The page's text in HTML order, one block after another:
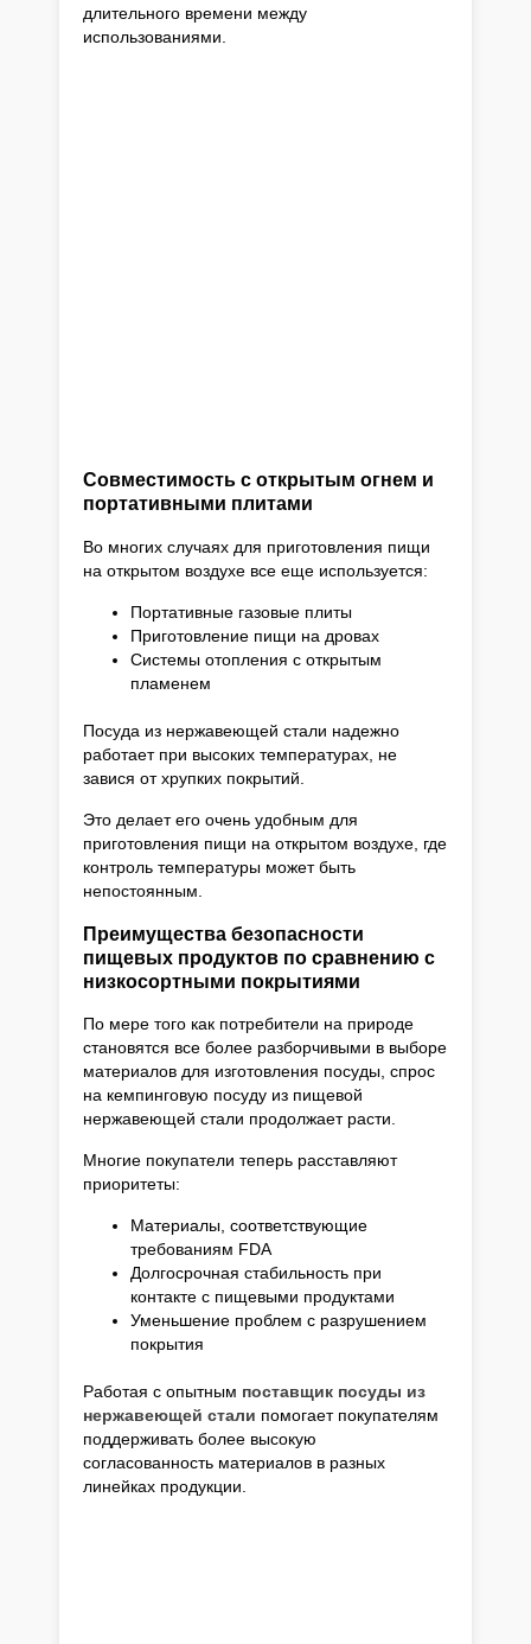
длительного времени между
использованиями.
Совместимость с открытым огнем и
портативными плитами
Во многих случаях для приготовления пищи
на открытом воздухе все еще используется:
Портативные газовые плиты
Приготовление пищи на дровах
Системы отопления с открытым
пламенем
Посуда из нержавеющей стали надежно
работает при высоких температурах, не
завися от хрупких покрытий.
Это делает его очень удобным для
приготовления пищи на открытом воздухе, где
контроль температуры может быть
непостоянным.
Преимущества безопасности
пищевых продуктов по сравнению с
низкосортными покрытиями
По мере того как потребители на природе
становятся все более разборчивыми в выборе
материалов для изготовления посуды, спрос
на кемпинговую посуду из пищевой
нержавеющей стали продолжает расти.
Многие покупатели теперь расставляют
приоритеты:
Материалы, соответствующие
требованиям FDA
Долгосрочная стабильность при
контакте с пищевыми продуктами
Уменьшение проблем с разрушением
покрытия
Работая с опытным поставщик посуды из
нержавеющей стали помогает покупателям
поддерживать более высокую
согласованность материалов в разных
линейках продукции.